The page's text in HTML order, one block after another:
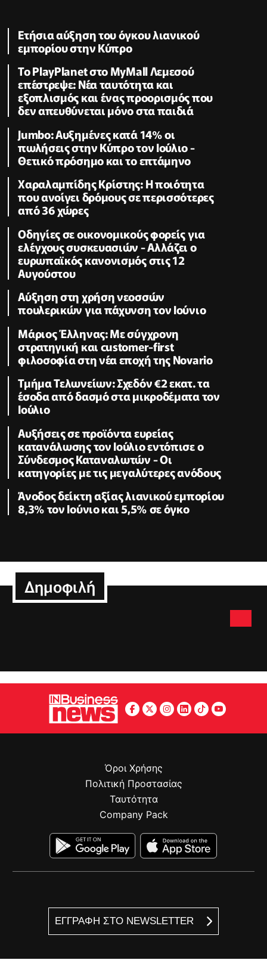
Ετήσια αύξηση του όγκου λιανικού
εμπορίου στην Κύπρο
Το PlayPlanet στο MyMall Λεμεσού
επέστρεψε: Νέα ταυτότητα και
εξοπλισμός και ένας προορισμός που
δεν απευθύνεται μόνο στα παιδιά
Jumbo: Αυξημένες κατά 14% οι
πωλήσεις στην Κύπρο τον Ιούλιο -
Θετικό πρόσημο και το επτάμηνο
Χαραλαμπίδης Κρίστης: Η ποιότητα
που ανοίγει δρόμους σε περισσότερες
από 36 χώρες
Οδηγίες σε οικονομικούς φορείς για
ελέγχους συσκευασιών - Αλλάζει ο
ευρωπαϊκός κανονισμός στις 12
Αυγούστου
Αύξηση στη χρήση νεοσσών
πουλερικών για πάχυνση τον Ιούνιο
Μάριος Έλληνας: Με σύγχρονη
στρατηγική και customer-first
φιλοσοφία στη νέα εποχή της Novario
Τμήμα Τελωνείων: Σχεδόν €2 εκατ. τα
έσοδα από δασμό στα μικροδέματα τον
Ιούλιο
Αυξήσεις σε προϊόντα ευρείας
κατανάλωσης τον Ιούλιο εντόπισε ο
Σύνδεσμος Καταναλωτών - Οι
κατηγορίες με τις μεγαλύτερες ανόδους
Άνοδος δείκτη αξίας λιανικού εμπορίου
8,3% τον Ιούνιο και 5,5% σε όγκο
Δημοφιλή
ΕΓΓΡΑΦΗ ΣΤΟ NEWSLETTER
Όροι Χρήσης
Πολιτική Προστασίας
Ταυτότητα
Company Pack